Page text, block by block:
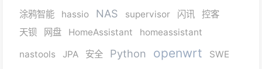
涂鸦智能 hassio NAS supervisor 闪讯
控客
天钡
网盘 HomeAssistant
homeassistant
nastools
JPA 安全 Python openwrt SWE